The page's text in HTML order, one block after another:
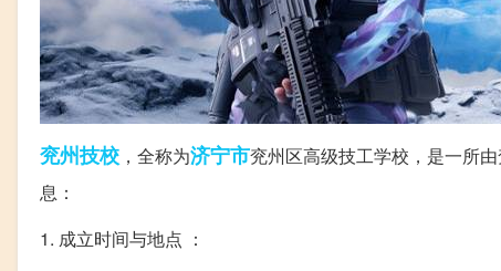
兖州技校 ，全称为济宁市兖州区高级技工学校，是一所
息：
1. 成立时间与地点 ：